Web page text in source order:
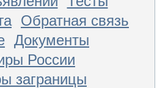
Обратная связь
Документы
России
заграницы